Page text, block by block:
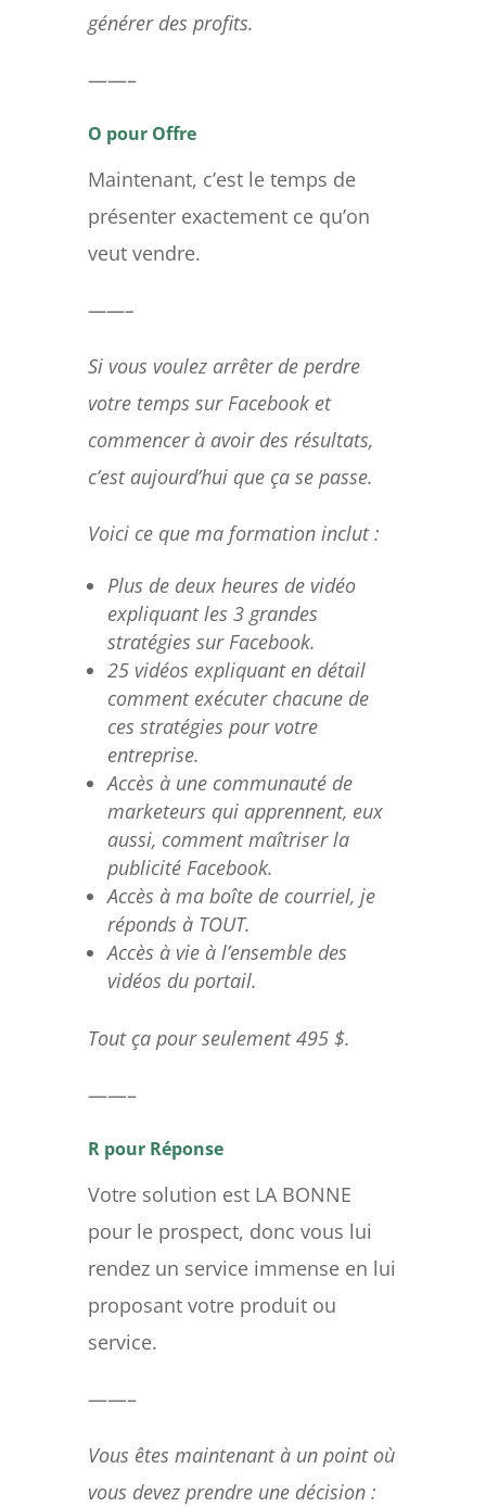
générer des profits.
——–
O pour Offre
Maintenant, c’est le temps de
présenter exactement ce qu’on
veut vendre.
——–
Si vous voulez arrêter de perdre
votre temps sur Facebook et
commencer à avoir des résultats,
c’est aujourd’hui que ça se passe.
Voici ce que ma formation inclut :
Plus de deux heures de vidéo
expliquant les 3 grandes
stratégies sur Facebook.
25 vidéos expliquant en détail
comment exécuter chacune de
ces stratégies pour votre
entreprise.
Accès à une communauté de
marketeurs qui apprennent, eux
aussi, comment maîtriser la
publicité Facebook.
Accès à ma boîte de courriel, je
réponds à TOUT.
Accès à vie à l’ensemble des
vidéos du portail.
Tout ça pour seulement 495 $.
——–
R pour Réponse
Votre solution est LA BONNE
pour le prospect, donc vous lui
rendez un service immense en lui
proposant votre produit ou
service.
——–
Vous êtes maintenant à un point où
vous devez prendre une décision :